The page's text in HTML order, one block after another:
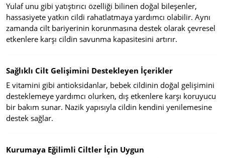
Yulaf unu gibi yatıştırıcı özelliği bilinen doğal bileşenler,
hassasiyete yatkın cildi rahatlatmaya yardımcı olabilir. Aynı
zamanda cilt bariyerinin korunmasına destek olarak çevresel
etkenlere karşı cildin savunma kapasitesini artırır.
Sağlıklı Cilt Gelişimini Destekleyen İçerikler
E vitamini gibi antioksidanlar, bebek cildinin doğal gelişimini
desteklemeye yardımcı olurken, dış etkenlere karşı koruyucu
bir bakım sunar. Nazik yapısıyla cildin kendini yenilemesine
destek sağlar.
Kurumaya Eğilimli Ciltler İçin Uygun